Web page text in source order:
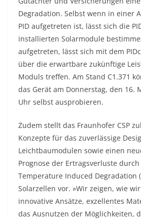
Degradation. Selbst wenn in einer
PID aufgetreten ist, lässt sich die
installierten Solarmodule
aufgetreten, lässt sich mit dem
über die erwartbare zukünftige
Moduls treffen. Am Stand C1.371
das Gerät am Donnerstag, den 16.
Uhr selbst ausprobieren.
Zudem stellt das Fraunhofer CSP
Konzepte für das zuverlässige
Leichtbaumodulen sowie einen
Prognose der Ertragsverluste
Temperature Induced Degradation
Solarzellen vor. »Wir zeigen, wie
innovative Ansätze, exzellentes
das Ausnutzen der Möglichkeiten,